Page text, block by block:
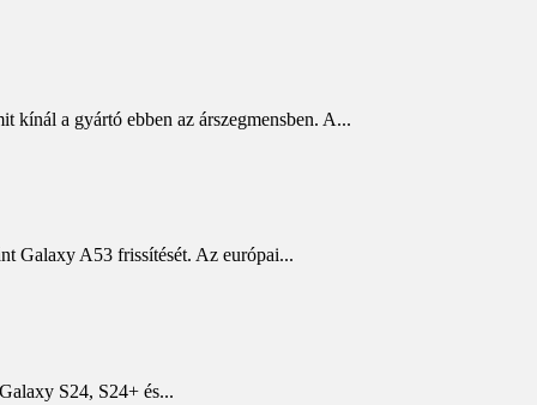
kínál a gyártó ebben az árszegmensben. A...
Galaxy A53 frissítését. Az európai...
S24, S24+ és...